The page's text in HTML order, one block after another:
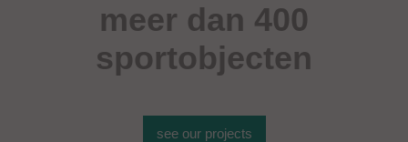
meer dan 400
sportobjecten
see our projects